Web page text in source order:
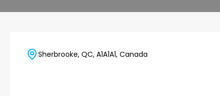
Sherbrooke, QC, A1A1A1, Canada